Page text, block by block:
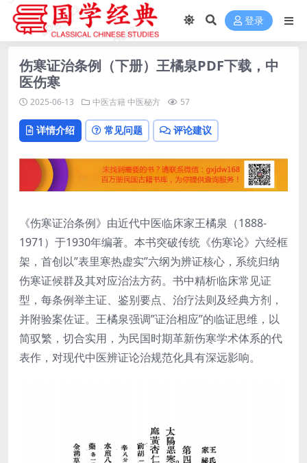
登录
伤寒证治条例（下册）王橘泉PDF下载，中
医伤寒
2025-06-13 中医古籍 中医秘方 57
详情介绍 常见问题 评论建议
《伤寒证治条例》由近代中医临床家王橘泉（1888-
1971）于1930年编著。本书突破传统《伤寒论》六经框
架，首创以”表里寒热虚实”六纲为辨证核心，系统归纳
伤寒证候群及其对应治法方药。书中精析临床常见证
型，每条例举主证、鉴别要点、治疗法则及经典方剂，
并附验案佐证。王橘泉强调”证治相应”的临证思维，以
简驭繁，切合实用，为民国时期革新伤寒学术体系的代
表作，对现代中医辨证论治规范化具有深远影响。